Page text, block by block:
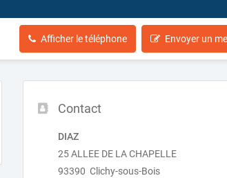
Afficher le téléphone Envoyer un
Contact
DIAZ
25 ALLEE DE LA CHAPELLE
93390 Clichy-sous-Bois